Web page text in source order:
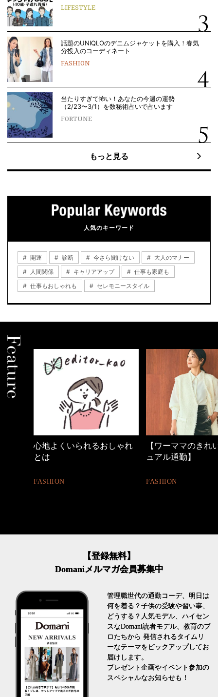
LIFESTYLE
話題のUNIQLOのデニムジャケットを購入！春気
分投入のコーディネート
FASHION
当たりすぎて怖い！あなたの今週の運勢
（2/23〜3/1）を数秘術占いで占います
FORTUNE
もっと見る
人気のキーワード
開運 診断 今さら聞けない
大人のマナー
人間関係
キャリアアップ
仕事も家庭も
仕事もおしゃれも
セレモニースタイル
【ワーママのきれいめカジ
ュアル通勤】
FASHION
働く女性のバッグ
【登録無料】
Domaniメルマガ会員募集中
管理職世代の通勤コーデ、明日は
何を着る？子供の受験や習い事、
どうする？人気モデル、ハイセン
スなDomani読者モデル、教育のプ
ロたちから 発信されるタイムリ
ーなテーマをピックアップしてお
届けします。
プレゼント企画やイベント参加の
スペシャルなお知らせも！